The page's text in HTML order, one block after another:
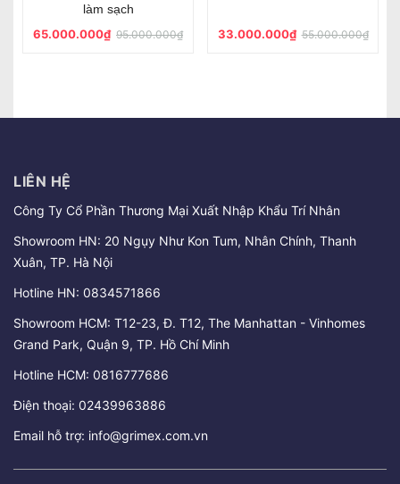
làm sạch
65.000.000₫ 95.000.000₫ 33.000.000₫55.000.000₫
LIÊN HỆ
Công Ty Cổ Phần Thương Mại Xuất Nhập Khẩu Trí Nhân
Showroom HN: 20 Ngụy Như Kon Tum, Nhân Chính, Thanh
Xuân, TP. Hà Nội
Hotline HN: 0834571866
Showroom HCM: T12-23, Đ. T12, The Manhattan - Vinhomes
Grand Park, Quận 9, TP. Hồ Chí Minh
Hotline HCM: 0816777686
Điện thoại: 02439963886
Email hỗ trợ: info@grimex.com.vn